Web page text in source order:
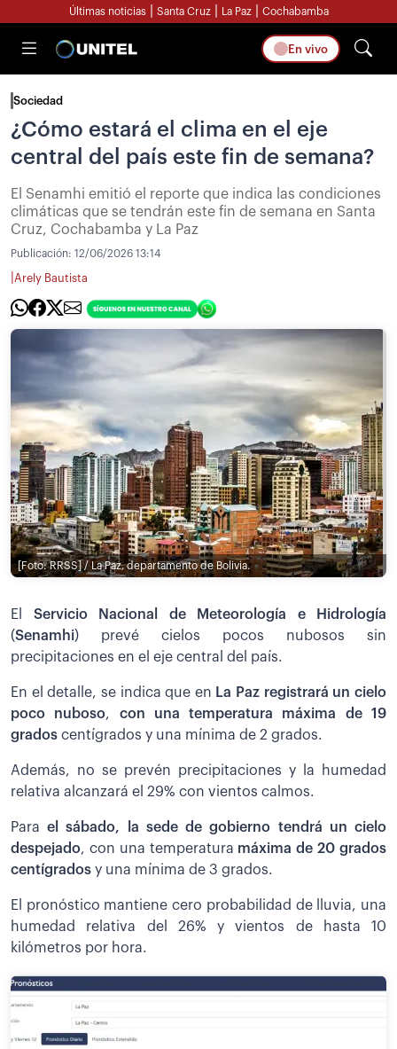
Últimas noticias Santa Cruz La Paz Cochabamba
En vivo
Sociedad
¿Cómo estará el clima en el eje
central del país este fin de semana?
El Senamhi emitió el reporte que indica las condiciones
climáticas que se tendrán este fin de semana en Santa
Cruz, Cochabamba y La Paz
Publicación: 12/06/2026 13:14
Arely Bautista
[Foto: RRSS] / La Paz, departamento de Bolivia.
El Servicio Nacional de Meteorología e Hidrología
(Senamhi) prevé cielos pocos nubosos sin
precipitaciones en el eje central del país.
En el detalle, se indica que en La Paz registrará un cielo
poco nuboso, con una temperatura máxima de 19
grados centígrados y una mínima de 2 grados.
Además, no se prevén precipitaciones y la humedad
relativa alcanzará el 29% con vientos calmos.
Parael sábado, la sede de gobierno tendrá un cielo
despejado, con una temperatura máxima de 20 grados
centígrados y una mínima de 3 grados.
El pronóstico mantiene cero probabilidad de lluvia, una
humedad relativa del 26% y vientos de hasta 10
kilómetros por hora.